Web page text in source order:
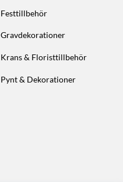
Festtillbehör
Gravdekorationer
Krans & Floristtillbehör
Pynt & Dekorationer